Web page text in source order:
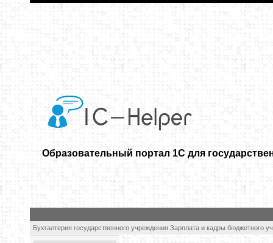
Образовательный портал 1С для
Бухгалтерия государственного учреждения Зарплата и кадры бюджетного